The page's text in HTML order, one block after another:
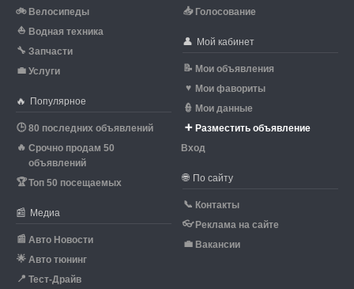
🚲 Велосипеды
⛵ Водная техника
🔧 Запчасти
💼 Услуги
🔥 Популярное
🕒 80 последних объявлений
🔥 Срочно продам 50
объявлений
🏆Топ 50 посещаемых
📰 Медиа
📰 Авто Новости
🌟 Авто тюнинг
📍 Тест-Драйв
📥 Голосование
👤 Мой кабинет
📝 Мои объявления
♥ Мои фавориты
👮 Мои данные
➕ Разместить объявление
Вход
🌐 По сайту
📞 Контакты
👓 Реклама на сайте
💼 Вакансии